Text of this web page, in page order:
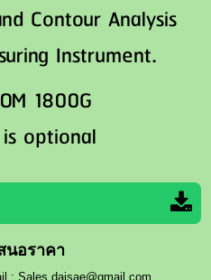
Contour Analysis
Instrument.
optional
นอราคา
: Sales.daisae@gmail.com